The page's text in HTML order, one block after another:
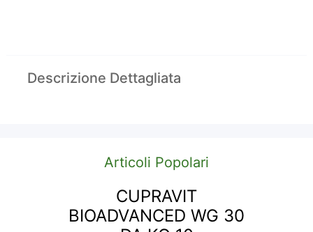
Descrizione Dettagliata
Articoli Popolari
CUPRAVIT
BIOADVANCED WG 30